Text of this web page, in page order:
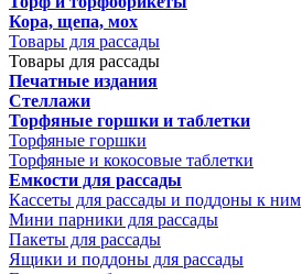
Кора, щепа, мох
Товары для рассады
Товары для рассады
Печатные издания
Стеллажи
Торфяные горшки и таблетки
Торфяные горшки
Торфяные и кокосовые таблетки
Емкости для рассады
Кассеты для рассады и поддоны к ним
Мини парники для рассады
Пакеты для рассады
Ящики и поддоны для рассады